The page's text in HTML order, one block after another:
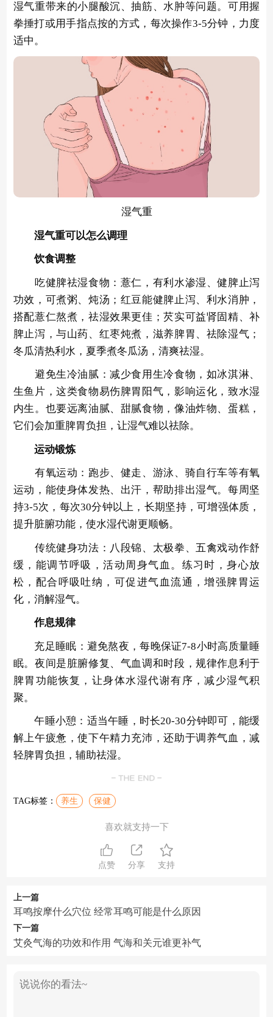
湿气重带来的小腿酸沉、抽筋、水肿等问题。可用握
拳捶打或用手指点按的方式，每次操作3-5分钟，力度
适中。
湿气重
湿气重可以怎么调理
饮食调整
吃健脾祛湿食物：薏仁，有利水渗湿、健脾止泻
功效，可煮粥、炖汤；红豆能健脾止泻、利水消肿，
搭配薏仁熬煮，祛湿效果更佳；芡实可益肾固精、补
脾止泻，与山药、红枣炖煮，滋养脾胃、祛除湿气；
冬瓜清热利水，夏季煮冬瓜汤，清爽祛湿。
避免生冷油腻：减少食用生冷食物，如冰淇淋、
生鱼片，这类食物易伤脾胃阳气，影响运化，致水湿
内生。也要远离油腻、甜腻食物，像油炸物、蛋糕，
它们会加重脾胃负担，让湿气难以祛除。
运动锻炼
有氧运动：跑步、健走、游泳、骑自行车等有氧
运动，能使身体发热、出汗，帮助排出湿气。每周坚
持3-5次，每次30分钟以上，长期坚持，可增强体质，
提升脏腑功能，使水湿代谢更顺畅。
传统健身功法：八段锦、太极拳、五禽戏动作舒
缓，能调节呼吸，活动周身气血。练习时，身心放
松，配合呼吸吐纳，可促进气血流通，增强脾胃运
化，消解湿气。
作息规律
充足睡眠：避免熬夜，每晚保证7-8小时高质量睡
眠。夜间是脏腑修复、气血调和时段，规律作息利于
脾胃功能恢复，让身体水湿代谢有序，减少湿气积
聚。
午睡小憩：适当午睡，时长20-30分钟即可，能缓
解上午疲惫，使下午精力充沛，还助于调养气血，减
轻脾胃负担，辅助祛湿。
TAG标签： 养生 保健
喜欢就支持一下
点赞 分享 支持
上一篇
耳鸣按摩什么穴位 经常耳鸣可能是什么原因
下一篇
艾灸气海的功效和作用 气海和关元谁更补气